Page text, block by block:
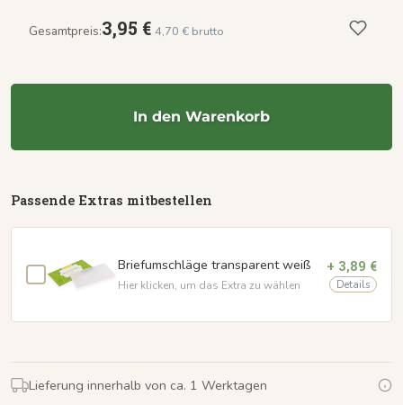
Gesamtpreis:3,95 € 4,70 € brutto
In den Warenkorb
Passende Extras mitbestellen
Briefumschläge transparent weiß
Hier klicken, um das Extra zu wählen
+ 3,89 €
Details
Lieferung innerhalb von ca. 1 Werktagen